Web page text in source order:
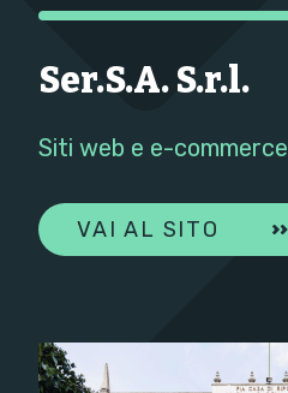
Ser.S.A. S.r.l.
Siti web e e-commerce
VAI AL SITO